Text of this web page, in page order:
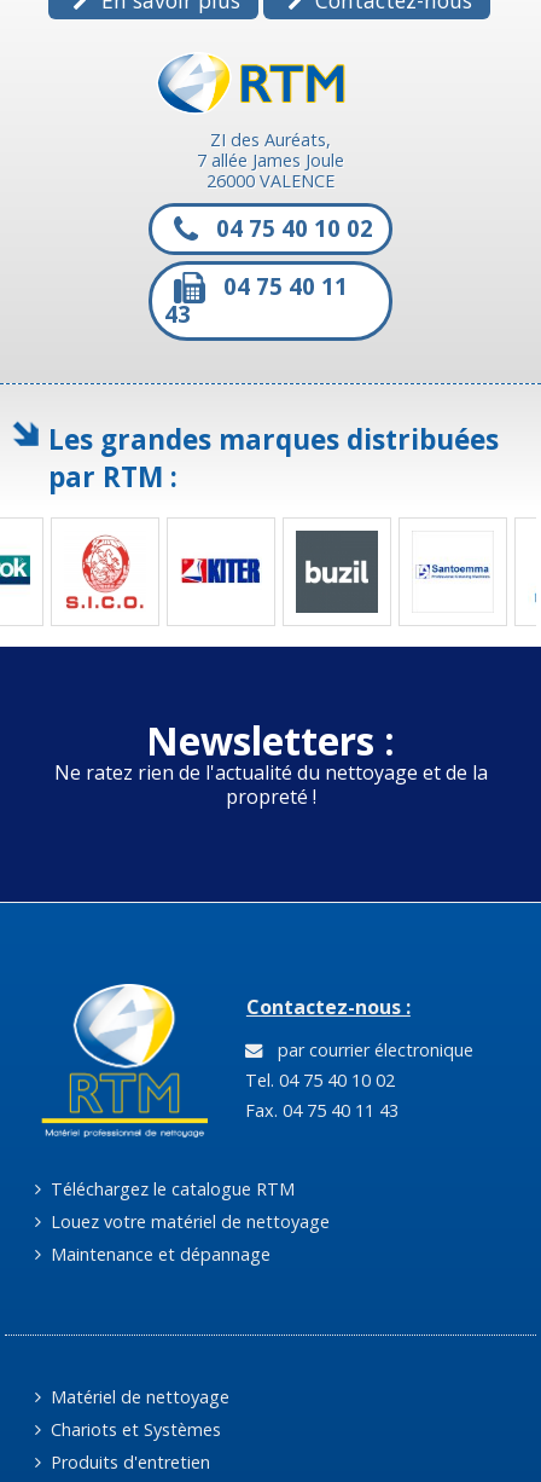
ZI des Auréats,
7 allée James Joule
26000 VALENCE
04 75 40 10 02
04 75 40 11
43
Les grandes marques distribuées
par RTM :
Newsletters :
Ne ratez rien de l'actualité du nettoyage et de la
propreté !
Contactez-nous :
par courrier électronique
Tel. 04 75 40 10 02
Fax. 04 75 40 11 43
Téléchargez le catalogue RTM
Louez votre matériel de nettoyage
Maintenance et dépannage
Matériel de nettoyage
Chariots et Systèmes
Produits d'entretien